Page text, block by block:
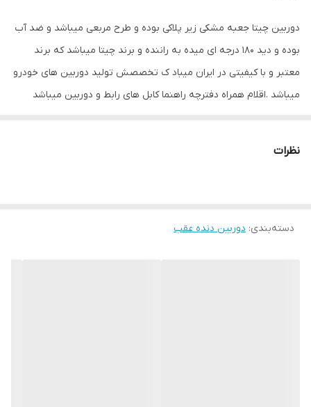
دوربین چیتا جعبه مشکی زیر پلاکی بوده و طرح مربعی میباشد و ضد آب
بوده و دید ۱۸۰ درجه ای میده به راننده و برند چیتا میباشد که برند
معتبر و با کیفیتی در ایران میباد ک تخصصش تولید دوربین های خودرو
میباشد .اقلام همراه دفترچه راهنما کابل های رابط و دوربین میباشد
نظرات
دسته‌بندی: دوربین دنده عقب